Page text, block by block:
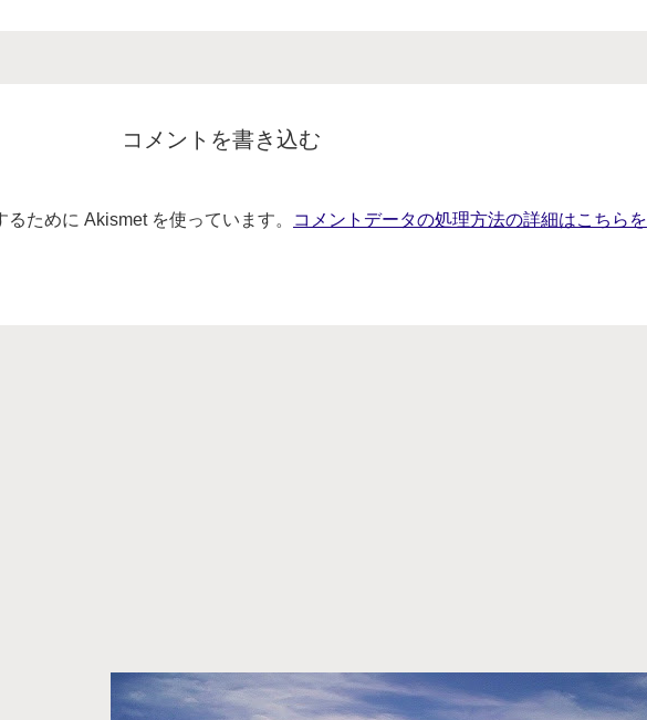
コメントを書き込む
ために Akismet を使っています。
コメントデータの処理方法の詳細はこちらを